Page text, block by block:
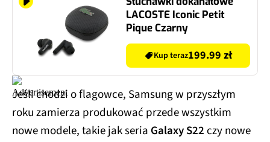
LACOSTE Iconic Petit
Pique Czarny
Kup teraz199.99 zł
Jeśli chodzi o flagowce, Samsung w przyszłym
roku zamierza produkować przede wszystkim
nowe modele, takie jak seria Galaxy S22czy nowe